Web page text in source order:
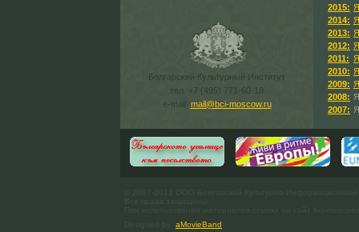
Болгарский Культурный Институт
тел. +7 (495) 771-60-18
e-mail: mail@bci-moscow.ru
2015:
2014:
2013:
2012:
2011:
2010:
2009:
2008:
2007:
aMovieBand